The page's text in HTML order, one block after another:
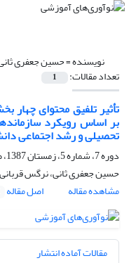
نویسنده =حسین جعفری
تعداد مقالات: 1
تأثیر تلفیق محتوای چهار
بر اساس رویکرد
تحصیلی و رشد اجتماعی
دوره 7، شماره 5، زمستان 1387، صفحه
حسین جعفری ثانی، نرگس قربانی
مشاهده مقاله
اصل مقاله
مقالات آماده انتشار